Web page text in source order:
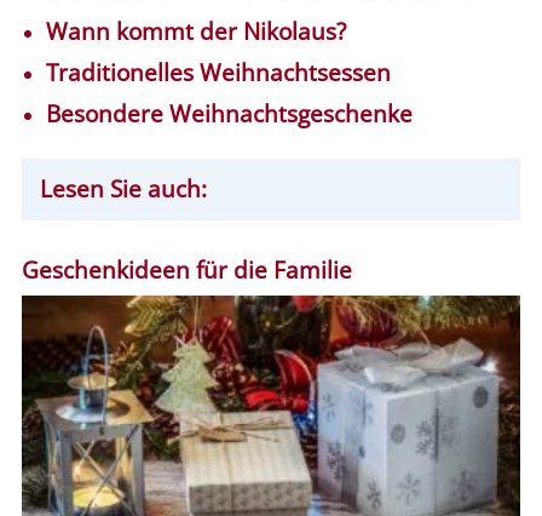
Wann kommt der Nikolaus?
Traditionelles Weihnachtsessen
Besondere Weihnachtsgeschenke
Lesen Sie auch:
Geschenkideen für die Familie